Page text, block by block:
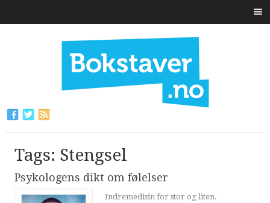
Tags: Stengsel
Psykologens dikt om følelser
Indremedisin for stor og liten.